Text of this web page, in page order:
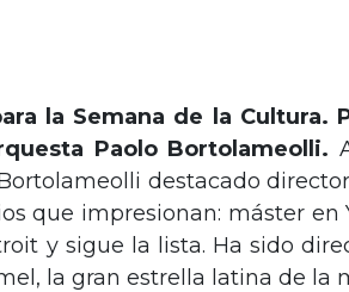
la Semana de la Cultura.
Paolo Bortolameolli.
destacado
que impresionan: máster
y sigue la lista. Ha sido
la gran estrella latina de la